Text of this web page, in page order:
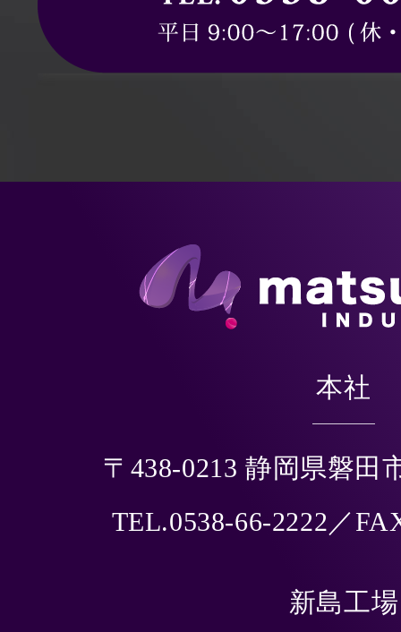
本社
〒438-0213 静岡県磐田
TEL.0538-66-2222／
新島工場